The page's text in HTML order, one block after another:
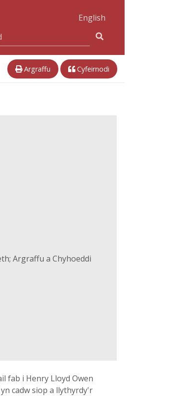
English
Argraffu Cyfeirnodi
Argraffu a Chyhoeddi
fab i Henry Lloyd Owen
cadw siop a llythyrdy'r